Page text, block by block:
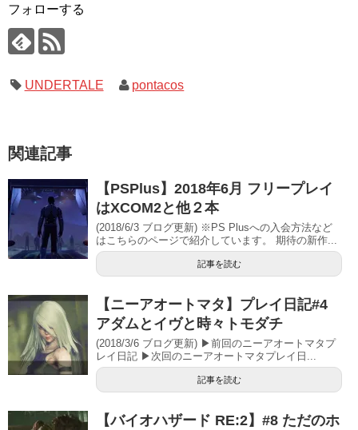
フォローする
UNDERTALE pontacos
関連記事
【PSPlus】2018年6月 フリープレイ
はXCOM2と他２本
(2018/6/3 ブログ更新) ※PS Plusへの入会方法など
はこちらのページで紹介しています。 期待の新作...
記事を読む
【ニーアオートマタ】プレイ日記#4
アダムとイヴと時々トモダチ
(2018/3/6 ブログ更新) ▶前回のニーアオートマタプ
レイ日記 ▶次回のニーアオートマタプレイ日...
記事を読む
【バイオハザード RE:2】#8 ただのホ